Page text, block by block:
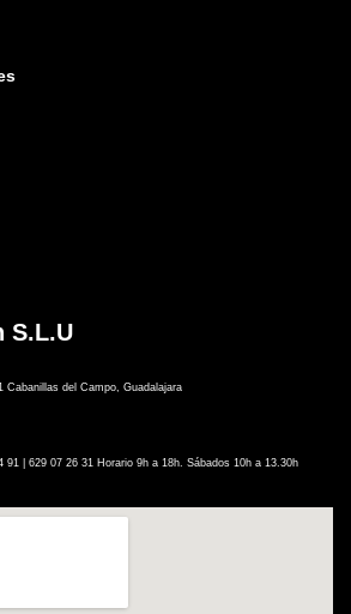
S.L.U
Cabanillas del Campo, Guadalajara
91 | 629 07 26 31 Horario 9h a 18h. Sábados 10h a 13.30h